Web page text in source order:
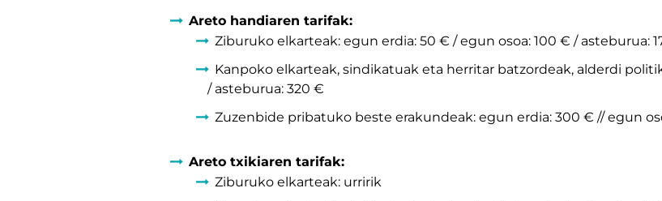
Areto handiaren tarifak:
Ziburuko elkarteak: egun erdia: 50 € / egun osoa: 100 € / asteburua:
Kanpoko elkarteak, sindikatuak eta herritar batzordeak, alderdi
/ asteburua: 320 €
Zuzenbide pribatuko beste erakundeak: egun erdia: 300 € // egun
Areto txikiaren tarifak:
Ziburuko elkarteak: urririk